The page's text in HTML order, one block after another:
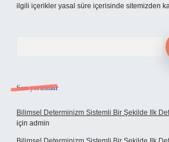
ilgili içerikler yasal süre içerisinde sitemizden
Son yorumlar
Bilimsel Determinizm Sistemli Bir Şekilde Ilk
için admin